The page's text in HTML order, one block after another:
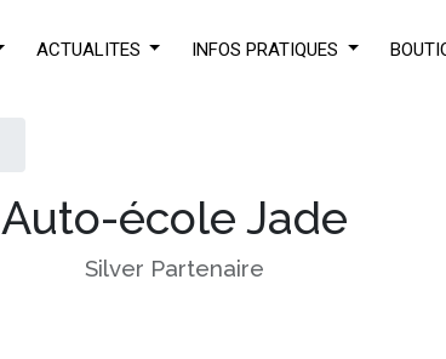
ACTUALITES INFOS PRATIQUES
Auto-école Jade
Silver Partenaire